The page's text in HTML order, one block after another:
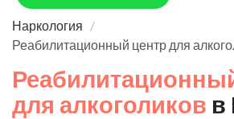
Наркология
Реабилитационный центр для
для алкоголиков в